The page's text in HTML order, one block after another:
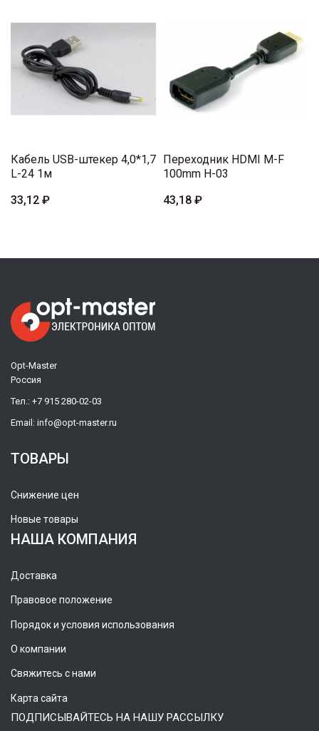
Кабель USB-штекер 4,0*1,7
L-24 1м
33,12 ₽
Переходник HDMI M-F
100mm H-03
43,18 ₽
Opt-Master
Россия
Тел.: +7 915 280-02-03
Email: info@opt-master.ru
ТОВАРЫ
Снижение цен
Новые товары
НАША КОМПАНИЯ
Доставка
Правовое положение
Порядок и условия использования
О компании
Свяжитесь с нами
Карта сайта
ПОДПИСЫВАЙТЕСЬ НА НАШУ РАССЫЛКУ